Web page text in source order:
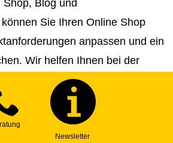
Blog und
Sie Ihren Online Shop
anpassen und ein
Wir helfen Ihnen bei der
Shop in beliebig viele
und somit internationale